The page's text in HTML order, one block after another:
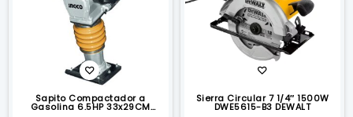
Sapito Compactador a
Gasolina 6.5HP 33x29CM
Sierra Circular 7 1/4″ 1500W
DWE5615-B3 DEWALT